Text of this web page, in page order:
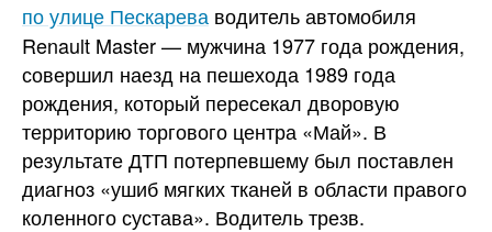
по улице Пескарева водитель автомобиля
Renault Master — мужчина 1977 года рождения,
совершил наезд на пешехода 1989 года
рождения, который пересекал дворовую
территорию торгового центра «Май». В
результате ДТП потерпевшему был поставлен
диагноз «ушиб мягких тканей в области правого
коленного сустава». Водитель трезв.